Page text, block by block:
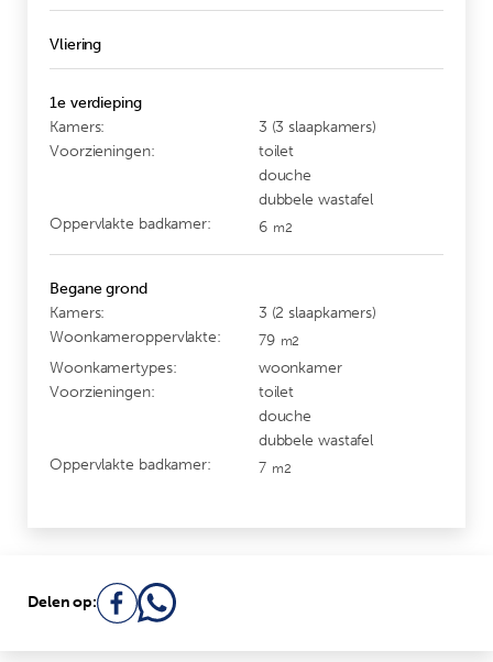
Vliering
1e verdieping
Kamers:
3 (3 slaapkamers)
Voorzieningen:
toilet
douche
dubbele wastafel
Oppervlakte badkamer:
6 m2
Begane grond
Kamers:
3 (2 slaapkamers)
Woonkameroppervlakte:
79 m2
Woonkamertypes:
woonkamer
Voorzieningen:
toilet
douche
dubbele wastafel
Oppervlakte badkamer:
7 m2
Delen op: